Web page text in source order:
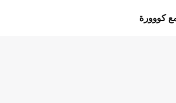
كووورة